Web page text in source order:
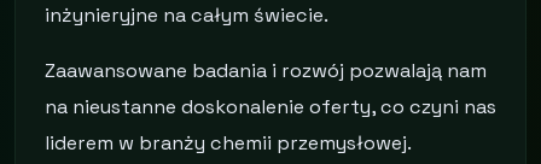
inżynieryjne na całym świecie.
Zaawansowane badania i rozwój pozwalają nam
na nieustanne doskonalenie oferty, co czyni nas
liderem w branży chemii przemysłowej.